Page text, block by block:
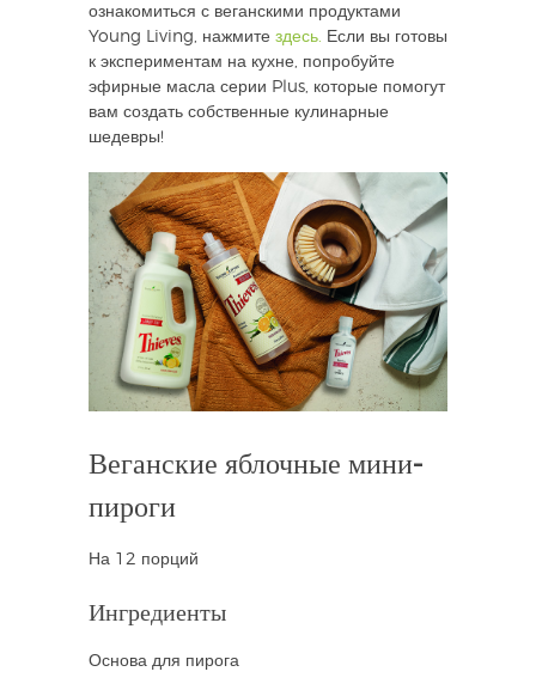
ознакомиться с веганскими продуктами
Young Living, нажмите здесь. Если вы готовы
к экспериментам на кухне, попробуйте
эфирные масла серии Plus, которые помогут
вам создать собственные кулинарные
шедевры!
Веганские яблочные мини-
пироги
На 12 порций
Ингредиенты
Основа для пирога